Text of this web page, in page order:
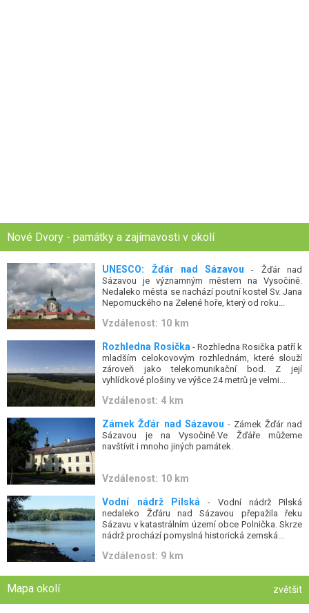
Nové Dvory - památky a zajímavosti v okolí
UNESCO: Žďár nad Sázavou - Žďár nad
Sázavou je významným městem na Vysočině.
Nedaleko města se nachází poutní kostel Sv. Jana
Nepomuckého na Zelené hoře, který od roku...
Vzdálenost: 10 km
Rozhledna Rosička- Rozhledna Rosička patří k
mladším celokovovým rozhlednám, které slouží
zároveň jako telekomunikační bod. Z její
vyhlídkové plošiny ve výšce 24 metrů je velmi...
Vzdálenost: 4 km
Zámek Žďár nad Sázavou - Zámek Žďár nad
Sázavou je na Vysočině.Ve Žďáře můžeme
navštívit i mnoho jiných památek.
Vzdálenost: 10 km
Vodní nádrž Pilská - Vodní nádrž Pilská
nedaleko Žďáru nad Sázavou přepažila řeku
Sázavu v katastrálním území obce Polnička. Skrze
nádrž prochází pomyslná historická zemská...
Vzdálenost: 9 km
Mapa okolí zvětšit